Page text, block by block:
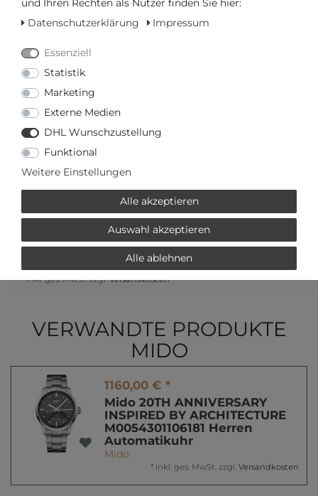
Wunschliste
IN DEN WARENKORB
oder€ mtl.
mehr Informationen zum Ratenkauf
* inkl. ges. MwSt. zzgl.Versandkosten
VERWANDTE PRODUKTE
MIDO
1160,00 € *
Mido 20TH ANNIVERSARY
INSPIRED BY ARCHITECTURE
M0054301106181 Herren
Automatikuhr
Mido
* inkl. ges. MwSt. zzgl. Versandkosten
und Ihren Rechten als Nutzer finden Sie hier:
Datenschutzerklärung
Impressum
Essenziell
Statistik
Marketing
Externe Medien
DHL Wunschzustellung
Funktional
Weitere Einstellungen
Alle akzeptieren
Auswahl akzeptieren
Alle ablehnen